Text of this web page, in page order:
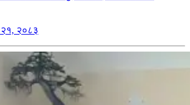
२१, २०८३